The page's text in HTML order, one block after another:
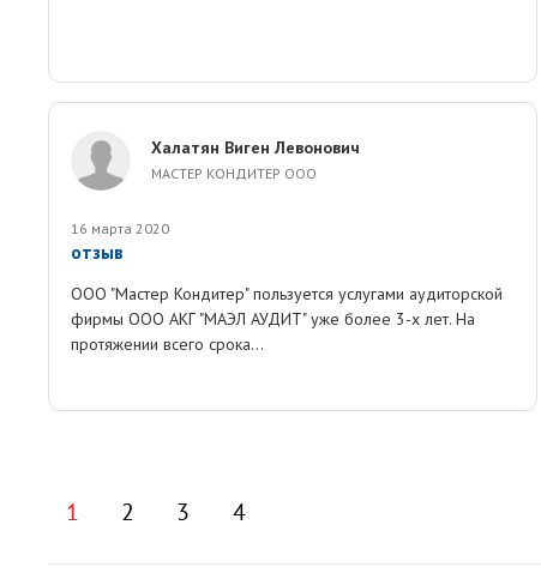
Халатян Виген Левонович
МАСТЕР КОНДИТЕР ООО
16 марта 2020
отзыв
ООО "Мастер Кондитер" пользуется услугами аудиторской
фирмы ООО АКГ "МАЭЛ АУДИТ" уже более 3-х лет. На
протяжении всего срока...
1 2 3 4